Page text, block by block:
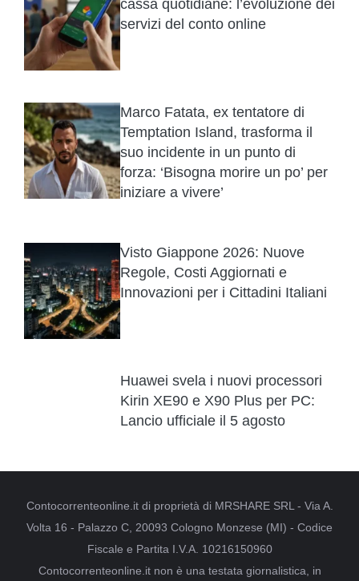
cassa quotidiane: l’evoluzione dei
servizi del conto online
Marco Fatata, ex tentatore di
Temptation Island, trasforma il
suo incidente in un punto di
forza: ‘Bisogna morire un po’ per
iniziare a vivere’
Visto Giappone 2026: Nuove
Regole, Costi Aggiornati e
Innovazioni per i Cittadini Italiani
Huawei svela i nuovi processori
Kirin XE90 e X90 Plus per PC:
Lancio ufficiale il 5 agosto
Contocorrenteonline.it di proprietà di MRSHARE SRL - Via A.
Volta 16 - Palazzo C, 20093 Cologno Monzese (MI) - Codice
Fiscale e Partita I.V.A. 10216150960
Contocorrenteonline.it non è una testata giornalistica, in